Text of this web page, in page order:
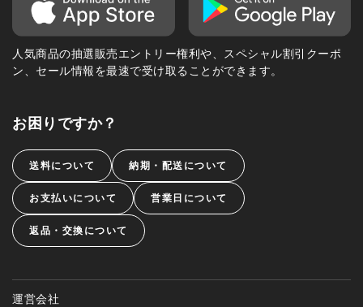
人気商品の抽選販売エントリー権利や、スペシャル割引クーポ
ン、セール情報を最速で受け取ることができます。
お困りですか？
送料について 納期・配送について
お支払いについて 営業日について
返品・交換について
運営会社